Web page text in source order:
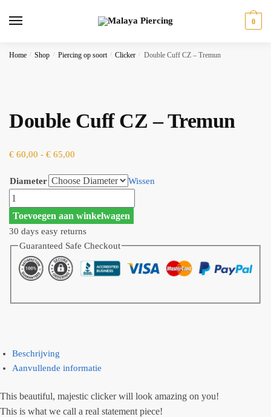
0
Home / Shop / Piercing op soort / Clicker / Double Cuff CZ – Tremun
Double Cuff CZ – Tremun
€ 60,00 - € 65,00
tot
Diameter
Wissen
Double
Cuff
CZ
aantal
Toevoegen aan winkelwagen
30 days easy returns
Guaranteed Safe Checkout
Beschrijving
Aanvullende informatie
This beautiful, majestic clicker will look amazing on you!
This is what we call a real statement piece!